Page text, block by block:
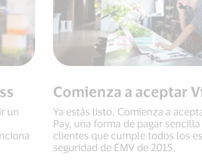
un
Comienza a aceptar
Ya estás listo. Comienza a
Pay, una forma de pagar
clientes que cumple todos los
seguridad de EMV de 2015.